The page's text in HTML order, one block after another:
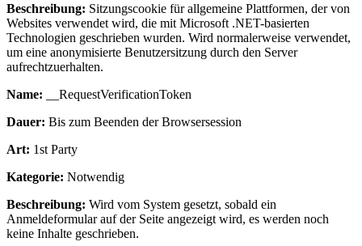
Beschreibung: Sitzungscookie für allgemeine Plattformen, der von
Websites verwendet wird, die mit Microsoft .NET-basierten
Technologien geschrieben wurden. Wird normalerweise verwendet,
um eine anonymisierte Benutzersitzung durch den Server
aufrechtzuerhalten.
Name: __RequestVerificationToken
Dauer: Bis zum Beenden der Browsersession
Art: 1st Party
Kategorie: Notwendig
Beschreibung: Wird vom System gesetzt, sobald ein
Anmeldeformular auf der Seite angezeigt wird, es werden noch
keine Inhalte geschrieben.